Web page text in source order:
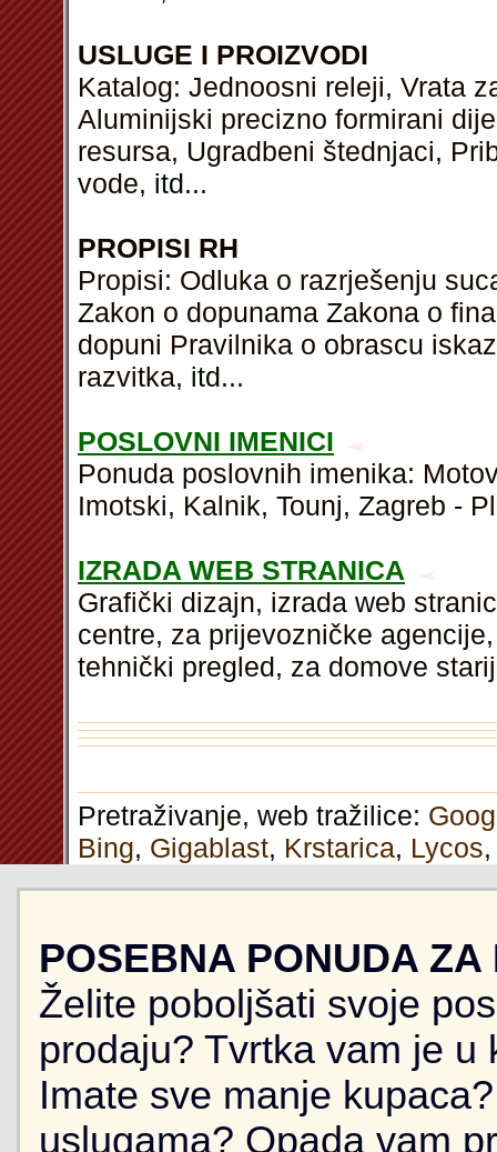
USLUGE I PROIZVODI
Katalog: Jednoosni releji, Vrata
Aluminijski precizno formirani
resursa, Ugradbeni štednjaci,
vode, itd...
PROPISI RH
Propisi: Odluka o razrješenju
Zakon o dopunama Zakona o
dopuni Pravilnika o obrascu
razvitka, itd...
POSLOVNI IMENICI
Ponuda poslovnih imenika:
Imotski, Kalnik, Tounj, Zagreb -
IZRADA WEB STRANICA
Grafički dizajn, izrada web
centre, za prijevozničke
tehnički pregled, za domove
Pretraživanje, web tražilice:
Bing, Gigablast, Krstarica, Lycos
POSEBNA PONUDA ZA
Želite poboljšati svoje
prodaju? Tvrtka vam je
Imate sve manje
uslugama? Opada vam